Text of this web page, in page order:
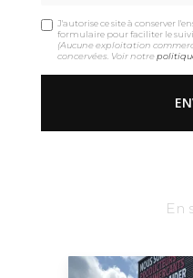
J'autorise ce site à conserver
formulaire pour faciliter le
(Aucune exploitation
concervées. Voir notre
En